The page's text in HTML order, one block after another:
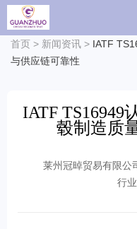
首页 > 新闻资讯 > IATF
与供应链可靠性
IATF TS16949
毂制造质
莱州冠晫贸易有限公
行